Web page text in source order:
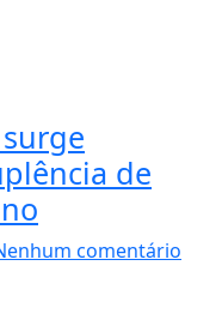
de
comentário